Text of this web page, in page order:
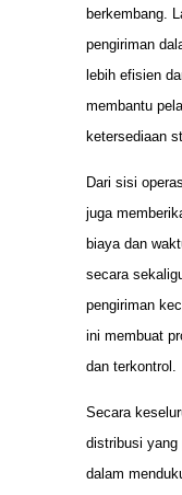
berkembang.
pengiriman
lebih efisien
membantu
ketersediaan
Dari sisi
juga
biaya dan
secara
pengiriman
ini membuat
dan terkontrol.
Secara
distribusi yang
dalam